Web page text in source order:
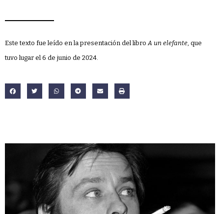
Este texto fue leído en la presentación del libro A un elefante , que
tuvo lugar el 6 de junio de 2024.